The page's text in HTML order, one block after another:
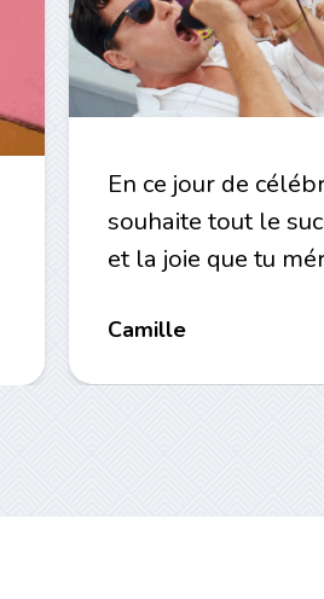
En ce jour de
souhaite tout le
et la joie que tu
Camille